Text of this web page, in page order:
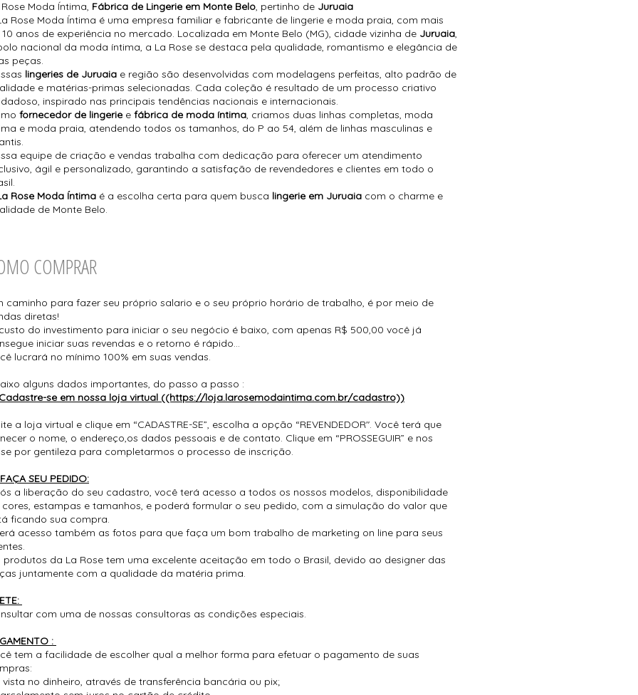
Moda Íntima, Fábrica de Lingerie em Monte Belo , pertinho de Juruaia
Rose Moda Íntima é uma empresa familiar e fabricante de lingerie e moda praia, com mais
anos de experiência no mercado. Localizada em Monte Belo (MG), cidade vizinha de Juruaia
nacional da moda íntima, a La Rose se destaca pela qualidade, romantismo e elegância de
peças.
lingeries de Juruaia e região são desenvolvidas com modelagens perfeitas, alto padrão de
e matérias-primas selecionadas. Cada coleção é resultado de um processo criativo
inspirado nas principais tendências nacionais e internacionais.
fornecedor de lingerie e fábrica de moda íntima , criamos duas linhas completas, moda
e moda praia, atendendo todos os tamanhos, do P ao 54, além de linhas masculinas e
equipe de criação e vendas trabalha com dedicação para oferecer um atendimento
ágil e personalizado, garantindo a satisfação de revendedores e clientes em todo o
Rose Moda Íntima é a escolha certa para quem busca lingerie em Juruaia com o charme e
de Monte Belo.
COMPRAR
caminho para fazer seu próprio salario e o seu próprio horário de trabalho, é por meio de
diretas!
do investimento para iniciar o seu negócio é baixo, com apenas R$ 500,00 você já
iniciar suas revendas e o retorno é rápido...
lucrará no mínimo 100% em suas vendas.
alguns dados importantes, do passo a passo :
se em nossa loja virtual ((https://loja.larosemodaintima.com.br/cadastro))
a loja virtual e clique em “CADASTRE-SE”, escolha a opção “REVENDEDOR". Você terá que
o nome, o endereço,os dados pessoais e de contato. Clique em “PROSSEGUIR” e nos
por gentileza para completarmos o processo de inscrição.
SEU PEDIDO:
a liberação do seu cadastro, você terá acesso a todos os nossos modelos, disponibilidade
estampas e tamanhos, e poderá formular o seu pedido, com a simulação do valor que
ficando sua compra.
acesso também as fotos para que faça um bom trabalho de marketing on line para seus
produtos da La Rose tem uma excelente aceitação em todo o Brasil, devido ao designer das
juntamente com a qualidade da matéria prima.
com uma de nossas consultoras as condições especiais.
:
tem a facilidade de escolher qual a melhor forma para efetuar o pagamento de suas
vista no dinheiro, através de transferência bancária ou pix;